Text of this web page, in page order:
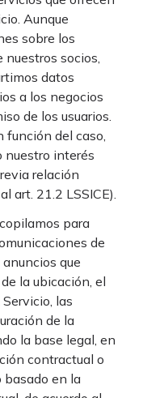
Aunque
sobre los
nuestros socios,
datos
a los negocios
de los usuarios.
función del caso,
nuestro interés
relación
art. 21.2 LSSICE).
para
de
que
la ubicación, el
las
de la
la base legal, en
contractual o
basado en la